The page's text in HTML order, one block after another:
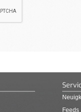
Feeds